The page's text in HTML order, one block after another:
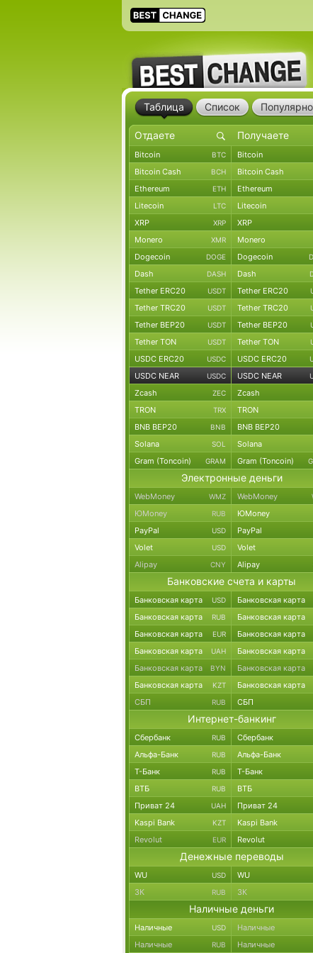
Таблица Список
Bitcoin BTC Bitcoin
Bitcoin Cash BCH Bitcoin Cash
Ethereum ETH Ethereum
Litecoin LTC Litecoin
XRP XRP XRP
Monero XMR Monero
Dogecoin DOGE Dogecoin
Dash DASH Dash
Tether ERC20 USDT Tether ERC20
Tether TRC20 USDT Tether TRC20
Tether BEP20 USDT Tether BEP20
Tether TON USDT Tether TON
USDC ERC20 USDC USDC ERC20
USDC NEAR USDC USDC NEAR
Zcash ZEC Zcash
TRON TRX TRON
BNB BEP20 BNB BNB BEP20
Solana SOL Solana
Gram (Toncoin) GRAM Gram (Toncoin)
Электронные деньги
WebMoney WMZ WebMoney
ЮMoney RUB ЮMoney
PayPal USD PayPal
Volet USD Volet
Alipay CNY Alipay
Банковские счета и карты
Банковская карта USD Банковская карта
Банковская карта RUB Банковская карта
Банковская карта EUR Банковская карта
Банковская карта UAH Банковская карта
Банковская карта BYN Банковская карта
Банковская карта KZT Банковская карта
СБП RUB СБП
Интернет-банкинг
Сбербанк RUB Сбербанк
Альфа-Банк RUB Альфа-Банк
Т-Банк RUB Т-Банк
ВТБ RUB ВТБ
Приват 24 UAH Приват 24
Kaspi Bank KZT Kaspi Bank
Revolut EUR Revolut
Денежные переводы
WU USD WU
ЗК RUB ЗК
Наличные деньги
Наличные USD Наличные
Наличные RUB Наличные